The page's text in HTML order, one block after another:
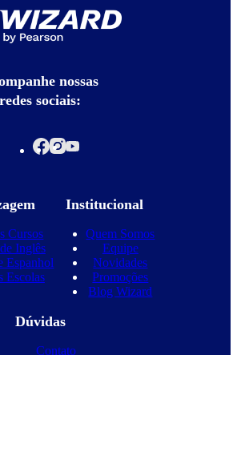
nossas
redes sociais:
Cursos
Inglês
Espanhol
Escolas
Institucional
Quem Somos
Equipe
Novidades
Promoções
Blog Wizard
Dúvidas
Contato